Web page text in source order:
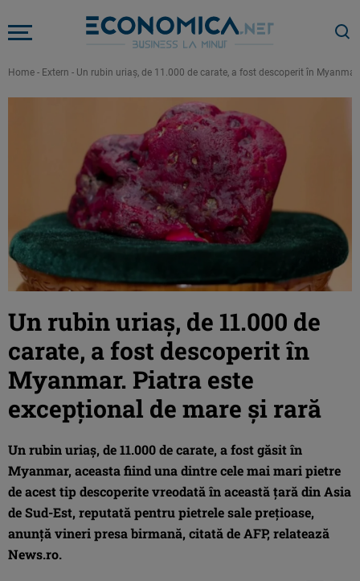
Home - Extern - Un rubin uriaş, de 11.000 de carate, a fost descoperit în
Un rubin uriaş, de 11.000 de
carate, a fost descoperit în
Myanmar. Piatra este
excepțional de mare și rară
Un rubin uriaş, de 11.000 de carate, a fost găsit în
Myanmar, aceasta fiind una dintre cele mai mari pietre
de acest tip descoperite vreodată în această ţară din Asia
de Sud-Est, reputată pentru pietrele sale preţioase,
anunţă vineri presa birmană, citată de AFP, relatează
News.ro.